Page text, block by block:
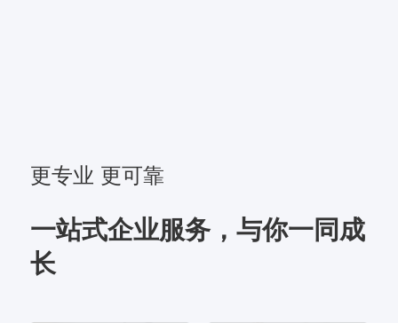
更专业 更可靠
一站式企业服务，与你一同成
长